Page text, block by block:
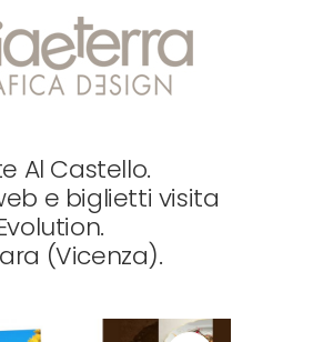
Al Castello.
e biglietti visita
(Vicenza).